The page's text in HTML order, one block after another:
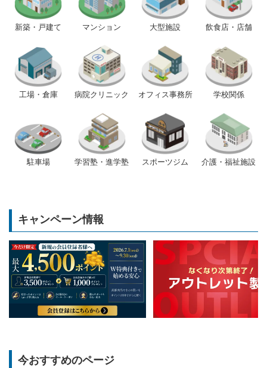
新築・戸建て マンション 大型施設 飲食店・店舗
工場・倉庫 病院クリニック オフィス事務所 学校関係
駐車場 学習塾・進学塾 スポーツジム 介護・福祉施設
キャンペーン情報
今おすすめのページ